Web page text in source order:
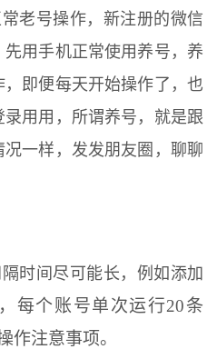
老号操作，新注册的微信
用手机正常使用养号，养
即便每天开始操作了，也
用用，所谓养号，就是跟
一样，发发朋友圈，聊聊
时间尽可能长，例如添加
每个账号单次运行20条
作注意事项。